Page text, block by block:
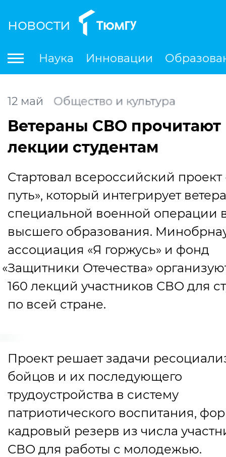
новости
Наука Инновации
Международная деятельность
Ветераны СВО прочитают
лекции студентам
Стартовал всероссийский проект
путь», который интегрирует
специальной военной операции
высшего образования.
ассоциация «Я горжусь» и фонд
«Защитники Отечества»
160 лекций участников СВО для
по всей стране.
май
12 Общество и культура
Проект решает задачи
бойцов и их последующего
трудоустройства в систему
патриотического воспитания,
кадровый резерв из числа
СВО для работы с молодежью.